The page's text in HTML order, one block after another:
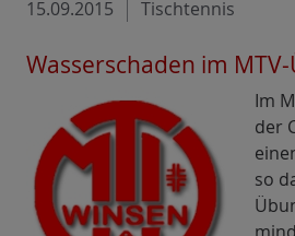
15.09.2015 Tischtennis
Wasserschaden im
Im
der
so